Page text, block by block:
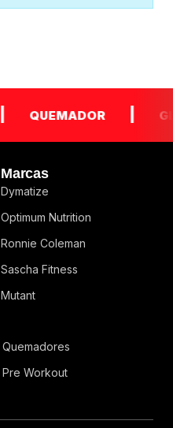
QUEMADOR |
Marcas
Dymatize
Optimum Nutrition
Ronnie Coleman
Sascha Fitness
Mutant
Quemadores
Pre Workout